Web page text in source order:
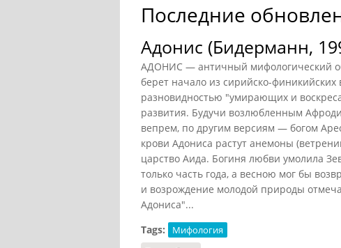
Последние
Адонис (Бидерманн,
АДОНИС — античный мифологический
берет начало из сирийско-
разновидностью "умирающих и
развития. Будучи возлюбленным
вепрем, по другим версиям — богом
крови Адониса растут анемоны
царство Аида. Богиня любви умолила
только часть года, а весною мог бы
и возрождение молодой природы
Адониса"...
Tags:
Мифология